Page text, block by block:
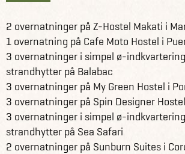
2 overnatninger på Z-Hostel Makati i
1 overnatning på Cafe Moto Hostel i
3 overnatninger i simpel ø-
strandhytter på Balabac
3 overnatninger på My Green Hostel i
3 overnatninger på Spin Designer
3 overnatninger i simpel ø-
strandhytter på Sea Safari
2 overnatninger på Sunburn Suites i